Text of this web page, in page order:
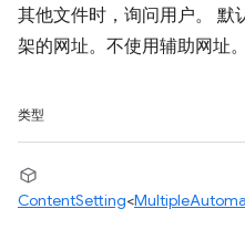
其他文件时，询问用户。 默
架的网址。不使用辅助网址。
类型
ContentSetting<